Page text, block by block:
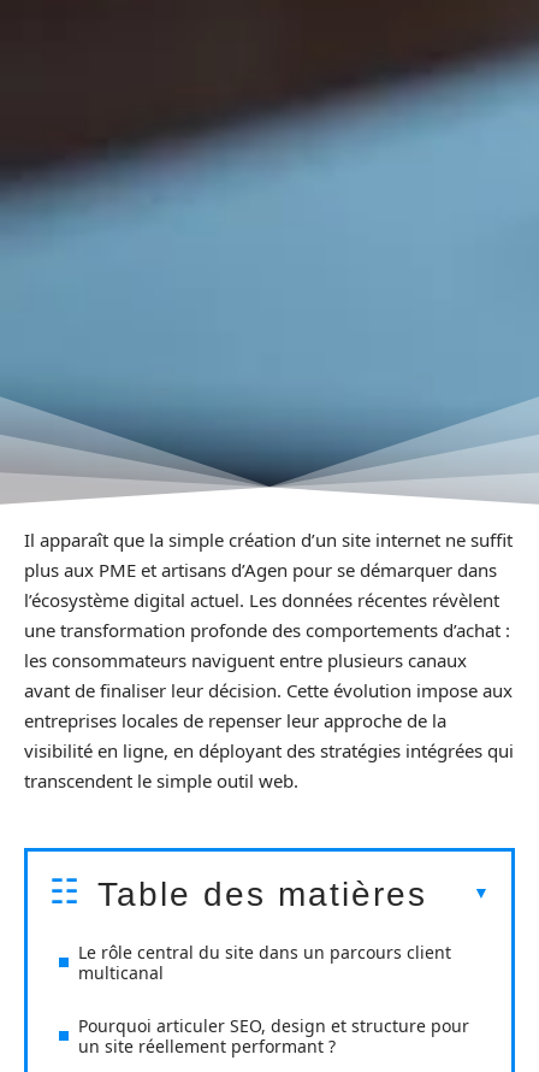
Il apparaît que la simple création d’un site internet ne suffit
plus aux PME et artisans d’Agen pour se démarquer dans
l’écosystème digital actuel. Les données récentes révèlent
une transformation profonde des comportements d’achat :
les consommateurs naviguent entre plusieurs canaux
avant de finaliser leur décision. Cette évolution impose aux
entreprises locales de repenser leur approche de la
visibilité en ligne, en déployant des stratégies intégrées qui
transcendent le simple outil web.
Table des matières
Le rôle central du site dans un parcours client
multicanal
Pourquoi articuler SEO, design et structure pour
un site réellement performant ?